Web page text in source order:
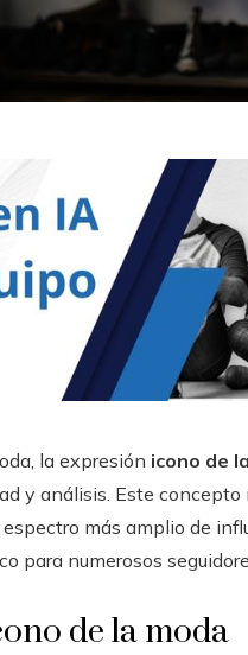
la expresión icono de
y análisis. Este
más amplio de
para numerosos
de la moda